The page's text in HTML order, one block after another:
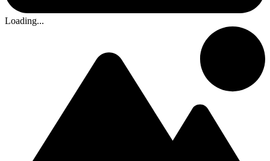
Loading...